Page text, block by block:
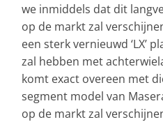
we inmiddels dat dit
op de markt zal
een sterk vernieuwd ‘LX’
zal hebben met
komt exact overeen met
segment model van
op de markt zal